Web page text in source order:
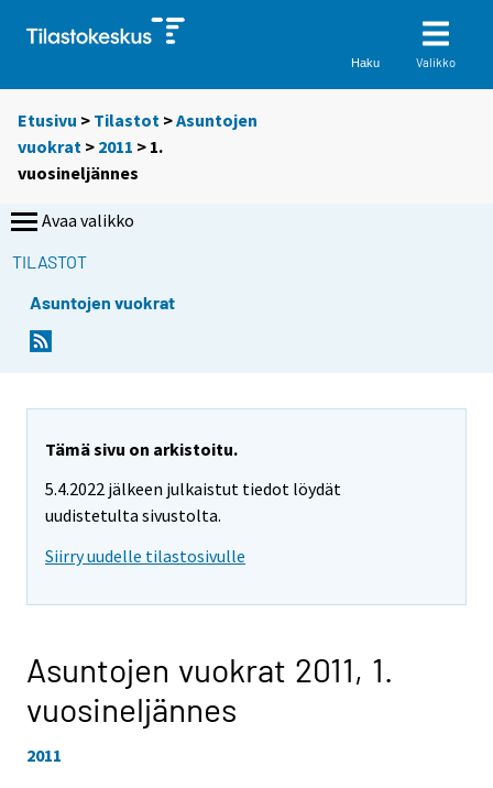
Haku Valikko
Etusivu > Tilastot >Asuntojen
vuokrat > 2011 > 1.
vuosineljännes
Avaa valikko
TILASTOT
Asuntojen vuokrat
Tämä sivu on arkistoitu.
5.4.2022 jälkeen julkaistut tiedot löydät
uudistetulta sivustolta.
Siirry uudelle tilastosivulle
Asuntojen vuokrat 2011, 1.
vuosineljännes
2011